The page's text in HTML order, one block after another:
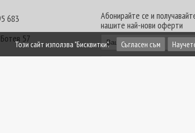
683
57
Абонирайте се и
нашите най-нови оферти
Този сайт използва "Бисквитки". Съгласен съм